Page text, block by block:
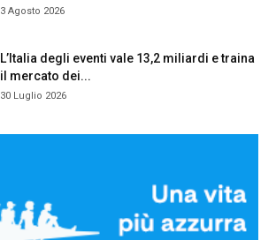
3 Agosto 2026
L’Italia degli eventi vale 13,2 miliardi e traina
il mercato dei...
30 Luglio 2026